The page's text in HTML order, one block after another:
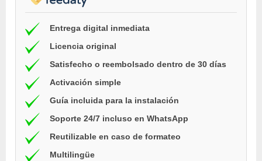
Entrega digital inmediata
Licencia original
Satisfecho o reembolsado dentro de 30 días
Activación simple
Guía incluida para la instalación
Soporte 24/7 incluso en WhatsApp
Reutilizable en caso de formateo
Multilingüe